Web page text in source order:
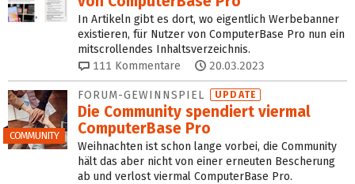
In Artikeln gibt es dort, wo eigentlich Werbebanner
existieren, für Nutzer von ComputerBase Pro nun ein
mitscrollendes Inhaltsverzeichnis.
111 Kommentare 20.03.2023
COMMUNITY
FORUM-GEWINNSPIEL UPDATE
Die Community spendiert viermal
ComputerBase Pro
Weihnachten ist schon lange vorbei, die Community
hält das aber nicht von einer erneuten Bescherung
ab und verlost viermal ComputerBase Pro.